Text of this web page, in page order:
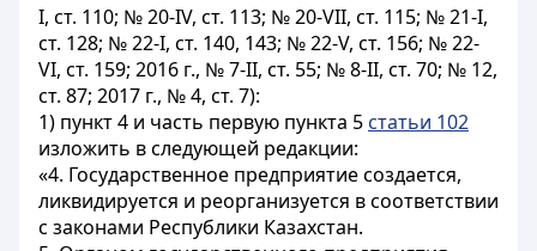
I, ст. 110; № 20-IV, ст. 113; № 20-VII, ст. 115; № 21-I,
ст. 128; № 22-I, ст. 140, 143; № 22-V, ст. 156; № 22-
VI, ст. 159; 2016 г., № 7-II, ст. 55; № 8-II, ст. 70; № 12,
ст. 87; 2017 г., № 4, ст. 7):
1) пункт 4 и часть первую пункта 5 статьи 102
изложить в следующей редакции:
«4. Государственное предприятие создается,
ликвидируется и реорганизуется в соответствии
с законами Республики Казахстан.